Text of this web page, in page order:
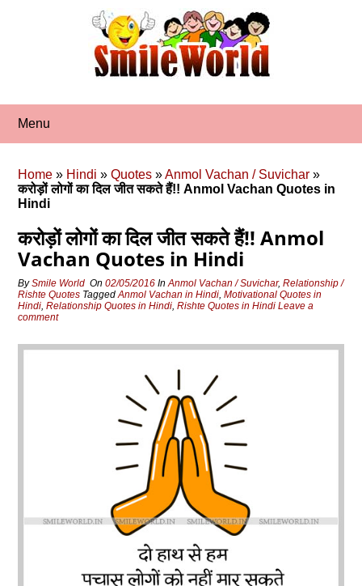
Menu
Home » Hindi »Quotes »Anmol Vachan / Suvichar »
करोड़ों लोगों का दिल जीत सकते हैं!! Anmol Vachan Quotes in
Hindi
करोड़ों लोगों का दिल जीत सकते हैं!! Anmol
Vachan Quotes in Hindi
BySmile World On02/05/2016 InAnmol Vachan / Suvichar,Relationship /
Rishte Quotes TaggedAnmol Vachan in Hindi,Motivational Quotes in
Hindi,Relationship Quotes in Hindi,Rishte Quotes in Hindi Leave a
comment